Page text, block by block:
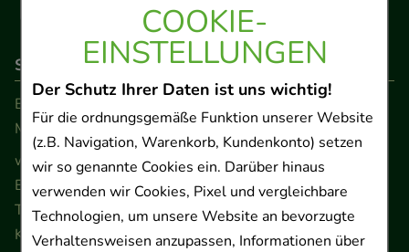
COOKIE-
EINSTELLUNGEN
Der Schutz Ihrer Daten ist uns wichtig!
Für die ordnungsgemäße Funktion unserer Website
(z.B. Navigation, Warenkorb, Kundenkonto) setzen
wir so genannte Cookies ein. Darüber hinaus
verwenden wir Cookies, Pixel und vergleichbare
Technologien, um unsere Website an bevorzugte
Verhaltensweisen anzupassen, Informationen über
So erreichen Sie uns
Beratung und Kundenservice:
Montag - Freitag von 9.00 bis 17.00 Uhr
www.ApoSalis.de· E-Mail: info@ApoSalis.de
Ernst-August-Platz 2 · 30159 Hannover
Telefon 0511 89 71 80 0 · Fax 0511 89 71 80 11
Kontaktformular